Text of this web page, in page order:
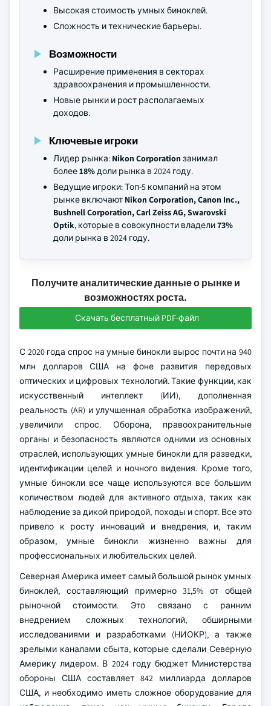
Высокая стоимость умных биноклей.
Сложность и технические барьеры.
Возможности
Расширение применения в секторах
здравоохранения и промышленности.
Новые рынки и рост располагаемых
доходов.
Ключевые игроки
Лидер рынка: Nikon Corporation занимал
более18%доли рынка в 2024 году.
Ведущие игроки: Топ-5 компаний на этом
рынке включают Nikon Corporation, Canon Inc.,
Bushnell Corporation, Carl Zeiss AG, Swarovski
Optik, которые в совокупности владели73%
доли рынка в 2024 году.
Получите аналитические данные о рынке и
возможностях роста.
Скачать бесплатный PDF-файл
С 2020 года спрос на умные бинокли вырос почти на 940
млн долларов США на фоне развития передовых
оптических и цифровых технологий. Такие функции, как
искусственный интеллект (ИИ), дополненная
реальность (AR) и улучшенная обработка изображений,
увеличили спрос. Оборона, правоохранительные
органы и безопасность являются одними из основных
отраслей, использующих умные бинокли для разведки,
идентификации целей и ночного видения. Кроме того,
умные бинокли все чаще используются все большим
количеством людей для активного отдыха, таких как
наблюдение за дикой природой, походы и спорт. Все это
привело к росту инноваций и внедрения, и, таким
образом, умные бинокли жизненно важны для
профессиональных и любительских целей.
Северная Америка имеет самый большой рынок умных
биноклей, составляющий примерно 31,5% от общей
рыночной стоимости. Это связано с ранним
внедрением сложных технологий, обширными
исследованиями и разработками (НИОКР), а также
зрелыми каналами сбыта, которые сделали Северную
Америку лидером. В 2024 году бюджет Министерства
обороны США составляет 842 миллиарда долларов
США, и необходимо иметь сложное оборудование для